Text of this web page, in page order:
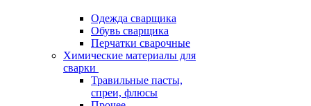
Одежда сварщика
Обувь сварщика
Перчатки сварочные
Химические материалы для
сварки
Травильные пасты,
спреи, флюсы